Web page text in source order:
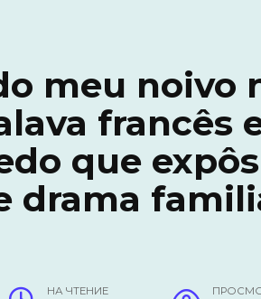
meu noivo
francês
que
drama
НА ЧТЕНИЕ